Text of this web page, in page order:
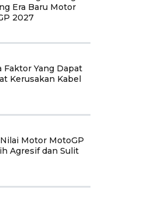
Era Baru Motor
2027
Faktor Yang Dapat
Kerusakan Kabel
Motor MotoGP
Agresif dan Sulit